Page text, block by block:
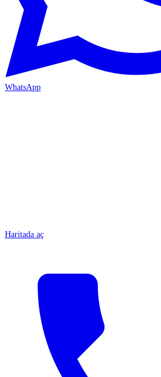
WhatsApp
Haritada aç